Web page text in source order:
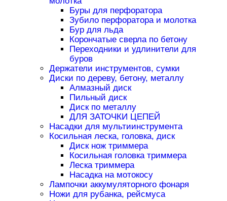
Буры для перфоратора
Зубило перфоратора и молотка
Бур для льда
Корончатые сверла по бетону
Переходники и удлинители для
буров
Держатели инструментов, сумки
Диски по дереву, бетону, металлу
Алмазный диск
Пильный диск
Диск по металлу
ДЛЯ ЗАТОЧКИ ЦЕПЕЙ
Насадки для мультиинструмента
Косильная леска, головка, диск
Диск нож триммера
Косильная головка триммера
Леска триммера
Насадка на мотокосу
Лампочки аккумуляторного фонаря
Ножи для рубанка, рейсмуса